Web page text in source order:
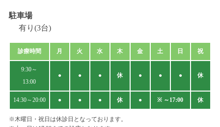
駐車場
有り(3台)
診療時間 月 火 水 木 金 土 日 祝
9:30～
13:00
● ● ● 休 ● ● ● 休
14:30～20:00 ● ● ● 休 ● ※ ～17:00 休
※木曜日・祝日は休診日となっております。